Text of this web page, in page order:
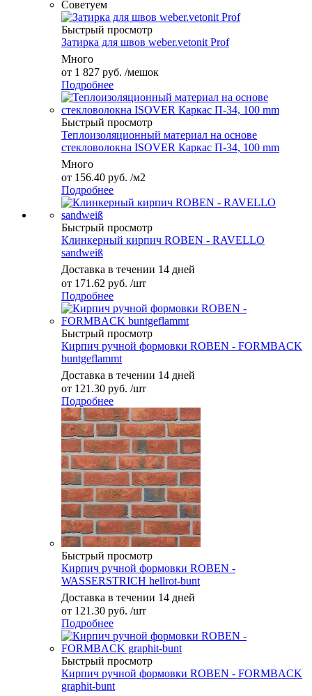
Советуем
Быстрый просмотр
Затирка для швов weber.vetonit Prof
Много
от 1 827 руб. /мешок
Подробнее
Быстрый просмотр
Теплоизоляционный материал на основе
стекловолокна ISOVER Каркас П-34, 100 mm
Много
от 156.40 руб. /м2
Подробнее
Быстрый просмотр
Клинкерный кирпич ROBEN - RAVELLO
sandweiß
Доставка в течении 14 дней
от 171.62 руб. /шт
Подробнее
Быстрый просмотр
Кирпич ручной формовки ROBEN - FORMBACK
buntgeflammt
Доставка в течении 14 дней
от 121.30 руб. /шт
Подробнее
Быстрый просмотр
Кирпич ручной формовки ROBEN -
WASSERSTRICH hellrot-bunt
Доставка в течении 14 дней
от 121.30 руб. /шт
Подробнее
Быстрый просмотр
Кирпич ручной формовки ROBEN - FORMBACK
graphit-bunt